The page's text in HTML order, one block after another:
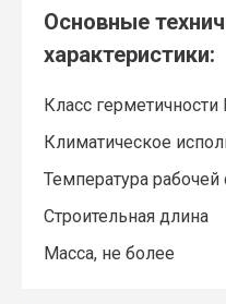
Основные
характеристики:
Класс герметичности
Климатическое
Температура
Строительная длина
Масса, не более